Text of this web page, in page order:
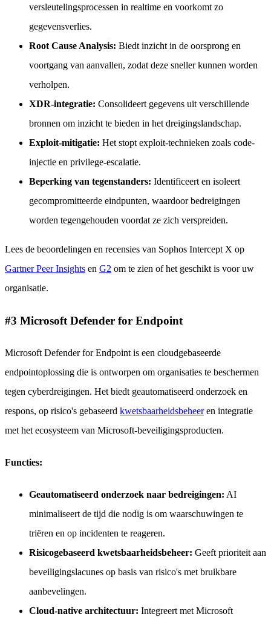
versleutelingsprocessen in realtime en voorkomt zo
gegevensverlies.
Root Cause Analysis: Biedt inzicht in de oorsprong en
voortgang van aanvallen, zodat deze sneller kunnen worden
verholpen.
XDR-integratie: Consolideert gegevens uit verschillende
bronnen om inzicht te bieden in het dreigingslandschap.
Exploit-mitigatie: Het stopt exploit-technieken zoals code-
injectie en privilege-escalatie.
Beperking van tegenstanders: Identificeert en isoleert
gecompromitteerde eindpunten, waardoor bedreigingen
worden tegengehouden voordat ze zich verspreiden.
Lees de beoordelingen en recensies van Sophos Intercept X op
Gartner Peer Insights en G2 om te zien of het geschikt is voor uw
organisatie.
#3 Microsoft Defender for Endpoint
Microsoft Defender for Endpoint is een cloudgebaseerde
endpointoplossing die is ontworpen om organisaties te beschermen
tegen cyberdreigingen. Het biedt geautomatiseerd onderzoek en
respons, op risico's gebaseerd kwetsbaarheidsbeheeren integratie
met het ecosysteem van Microsoft-beveiligingsproducten.
Functies:
Geautomatiseerd onderzoek naar bedreigingen: AI
minimaliseert de tijd die nodig is om waarschuwingen te
triëren en op incidenten te reageren.
Risicogebaseerd kwetsbaarheidsbeheer: Geeft prioriteit aan
beveiligingslacunes op basis van risico's met bruikbare
aanbevelingen.
Cloud-native architectuur: Integreert met Microsoft